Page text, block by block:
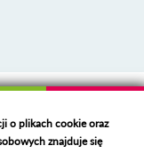
o plikach cookie oraz
znajduje się